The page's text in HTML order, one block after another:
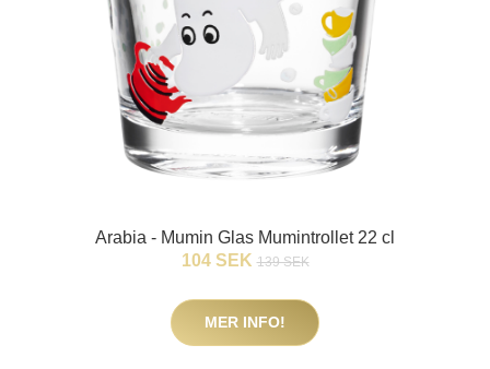
Arabia - Mumin Glas Mumintrollet 22 cl
104 SEK 139 SEK
MER INFO!